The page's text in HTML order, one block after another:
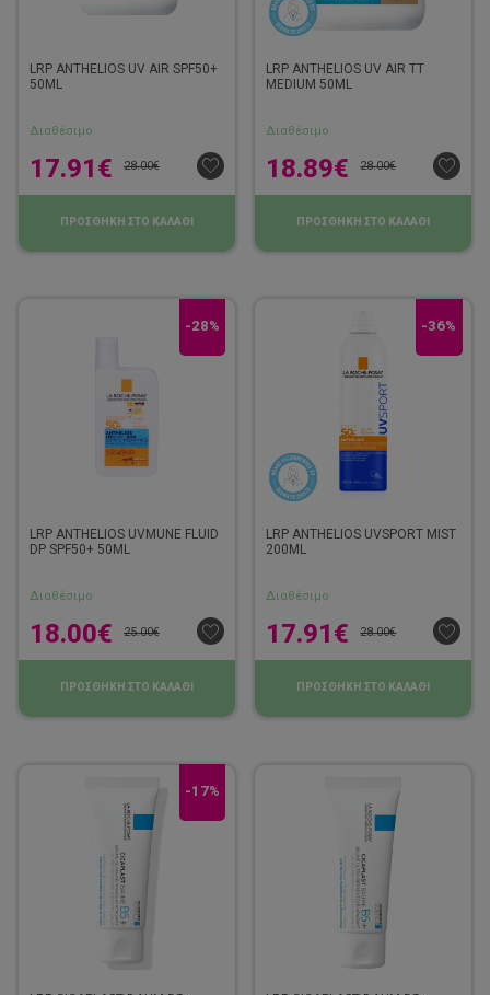
LRP ANTHELIOS UV AIR SPF50+
50ML
Διαθέσιμο
28.00€
17.91€
ΠΡΟΣΘΗΚΗ ΣΤΟ ΚΑΛΑΘΙ
LRP ANTHELIOS UV AIR TT
MEDIUM 50ML
Διαθέσιμο
28.00€
18.89€
ΠΡΟΣΘΗΚΗ ΣΤΟ ΚΑΛΑΘΙ
-28%
LRP ANTHELIOS UVMUNE FLUID
DP SPF50+ 50ML
Διαθέσιμο
25.00€
18.00€
ΠΡΟΣΘΗΚΗ ΣΤΟ ΚΑΛΑΘΙ
-36%
LRP ANTHELIOS UVSPORT MIST
200ML
Διαθέσιμο
28.00€
17.91€
ΠΡΟΣΘΗΚΗ ΣΤΟ ΚΑΛΑΘΙ
-17%